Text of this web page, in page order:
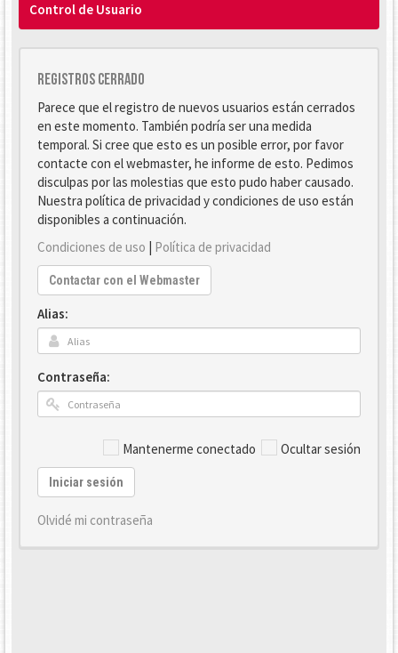
Control de Usuario
Registros cerrado
Parece que el registro de nuevos usuarios están cerrados
en este momento. También podría ser una medida
temporal. Si cree que esto es un posible error, por favor
contacte con el webmaster, he informe de esto. Pedimos
disculpas por las molestias que esto pudo haber causado.
Nuestra política de privacidad y condiciones de uso están
disponibles a continuación.
Condiciones de uso | Política de privacidad
Contactar con el Webmaster
Alias:
Contraseña:
Mantenerme conectado Ocultar sesión
Iniciar sesión
Olvidé mi contraseña